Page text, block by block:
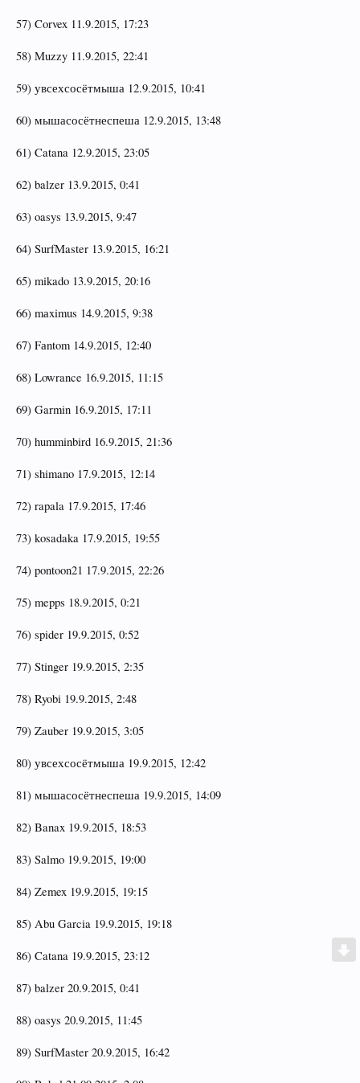
57) Corvex 11.9.2015, 17:23
58) Muzzy 11.9.2015, 22:41
59) увсехсосётмыша 12.9.2015, 10:41
60) мышасосётнеспеша 12.9.2015, 13:48
61) Catana 12.9.2015, 23:05
62) balzer 13.9.2015, 0:41
63) oasys 13.9.2015, 9:47
64) SurfMaster 13.9.2015, 16:21
65) mikado 13.9.2015, 20:16
66) mаximus 14.9.2015, 9:38
67) Fаntom 14.9.2015, 12:40
68) Lowrance 16.9.2015, 11:15
69) Garmin 16.9.2015, 17:11
70) humminbird 16.9.2015, 21:36
71) shimano 17.9.2015, 12:14
72) rapala 17.9.2015, 17:46
73) kosadaka 17.9.2015, 19:55
74) pontoon21 17.9.2015, 22:26
75) mepps 18.9.2015, 0:21
76) spider 19.9.2015, 0:52
77) Stinger 19.9.2015, 2:35
78) Ryobi 19.9.2015, 2:48
79) Zauber 19.9.2015, 3:05
80) увсехсосётмыша 19.9.2015, 12:42
81) мышасосётнеспеша 19.9.2015, 14:09
82) Banax 19.9.2015, 18:53
83) Salmo 19.9.2015, 19:00
84) Zemex 19.9.2015, 19:15
85) Abu Garcia 19.9.2015, 19:18
86) Catana 19.9.2015, 23:12
87) balzer 20.9.2015, 0:41
88) oasys 20.9.2015, 11:45
89) SurfMaster 20.9.2015, 16:42